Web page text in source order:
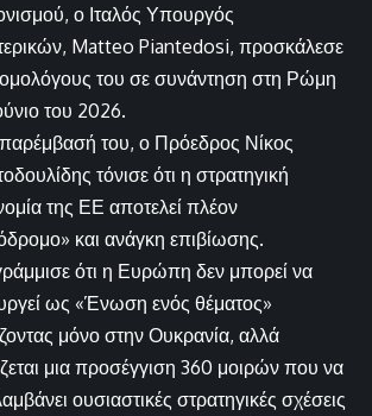
ο Ιταλός Υπουργός
Matteo Piantedosi, προσκάλεσε
του σε συνάντηση στη Ρώμη
του 2026.
του, ο Πρόεδρος Νίκος
τόνισε ότι η στρατηγική
της ΕΕ αποτελεί πλέον
και ανάγκη επιβίωσης.
ότι η Ευρώπη δεν μπορεί να
ως «Ένωση ενός θέματος»
μόνο στην Ουκρανία, αλλά
μια προσέγγιση 360 μοιρών που να
ουσιαστικές στρατηγικές σχέσεις